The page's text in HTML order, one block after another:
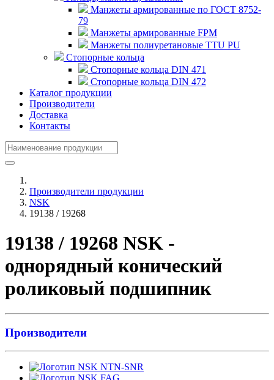
Манжеты армированные по ГОСТ 8752-
79
Манжеты армированные FPM
Манжеты полиуретановые TTU PU
Стопорные кольца
Стопорные кольца DIN 471
Стопорные кольца DIN 472
Каталог продукции
Производители
Доставка
Контакты
Производители продукции
NSK
19138 / 19268
19138 / 19268 NSK -
однорядный конический
роликовый подшипник
Производители
NTN-SNR